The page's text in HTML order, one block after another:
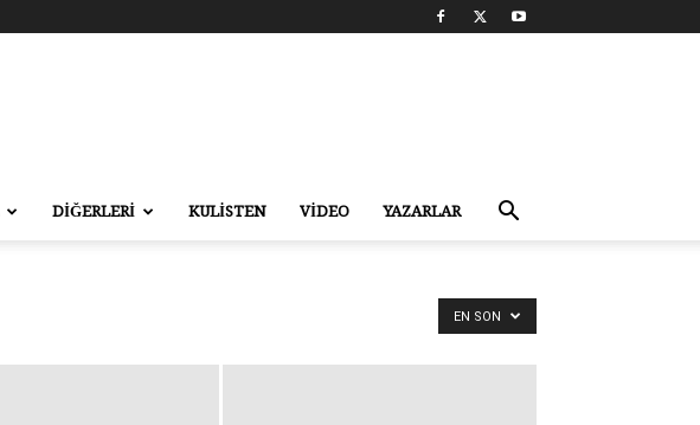
DİĞERLERİ KULİSTEN VİDEO YAZARLAR
EN SON